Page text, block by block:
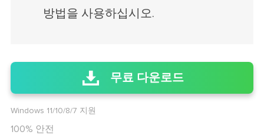
방법을 사용하십시오.
무료 다운로드
Windows 11/10/8/7 지원
100% 안전